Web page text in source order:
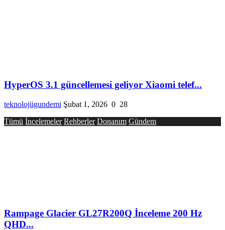
HyperOS 3.1 güncellemesi geliyor Xiaomi telef...
teknolojiigundemi Şubat 1, 2026 0 28
Tümü İncelemeler Rehberler Donanım Gündem
Rampage Glacier GL27R200Q İnceleme 200 Hz
QHD...